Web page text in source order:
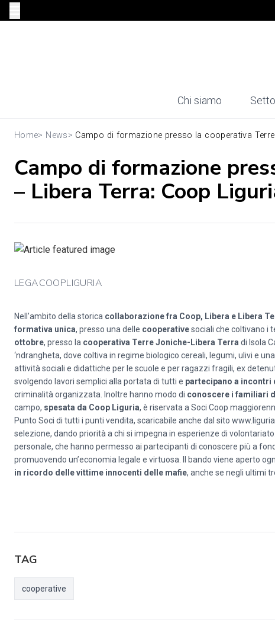
Chi siamo
Home> News> Campo di formazione presso la cooperativa Terre
Campo di formazione
– Libera Terra: Coop
LEGACOOPLIGURIA
Nell’ambito della storica collaborazione fra Coop, Libera e Libera
formativa unica, presso una delle cooperativesociali che coltivano i
ottobre, presso la cooperativa Terre Joniche-Libera Terra di Isola
‘ndrangheta, dove coltiva in regime biologico cereali, legumi, ulivi e
attività sociali e didattiche per le scuole e per ragazzi fragili, ex
svolgendo lavori semplici alla portata di tutti e partecipano a
criminalità organizzata. Inoltre hanno modo di conoscere i familiari
campo, spesata da Coop Liguria, è riservata a Soci Coop
Punto Soci di tutti i punti vendita, scaricabile anche dal sito
selezione, dando priorità a chi si impegna in esperienze di
personale, che hanno permesso ai partecipanti di conoscere più a
promuovendo un’economia legale e virtuosa. Il bando viene aperto
in ricordo delle vittime innocenti delle mafie, anche se negli ultimi
TAG
cooperative